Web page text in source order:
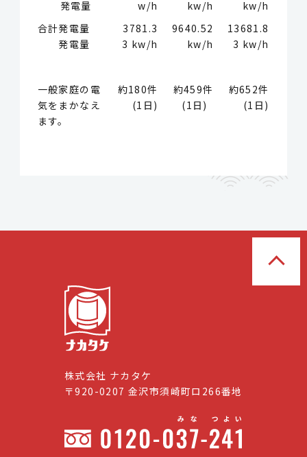
発電量
w/h
kw/h
kw/h
合計発電量
発電量
3781.3
3 kw/h
9640.52
kw/h
13681.8
3 kw/h
一般家庭の電
気をまかなえ
ます。
約180件
(1日)
約459件
(1日)
約652件
(1日)
株式会社 ナカタケ
〒920-0207 金沢市須崎町ロ266番地